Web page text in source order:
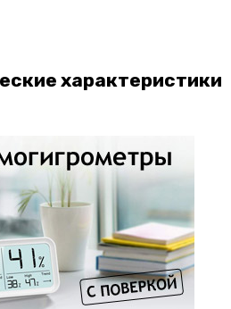
характеристики